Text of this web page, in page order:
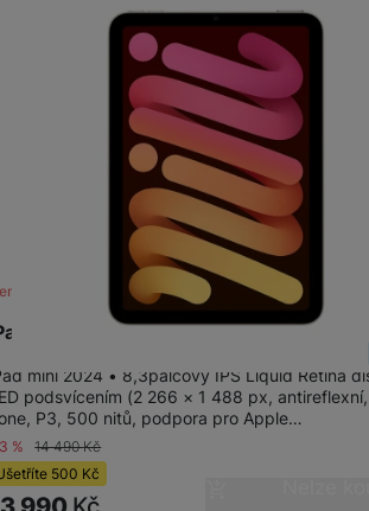
mini Wi-Fi 128GB - Starlight
skladem
mini 2024 • 8,3palcový IPS Liquid Retina
podsvícením (2 266 × 1 488 px,
P3, 500 nitů, podpora pro Apple…
% 14 490Kč
500 Kč